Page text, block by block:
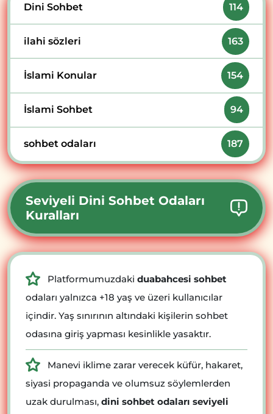
Dini Sohbet 114
ilahi sözleri 163
İslami Konular 154
İslami Sohbet 94
sohbet odaları 187
Seviyeli Dini Sohbet Odaları
Kuralları
Platformumuzdaki duabahcesi sohbet
odaları yalnızca +18 yaş ve üzeri kullanıcılar
içindir. Yaş sınırının altındaki kişilerin sohbet
odasına giriş yapması kesinlikle yasaktır.
Manevi iklime zarar verecek küfür, hakaret,
siyasi propaganda ve olumsuz söylemlerden
uzak durulması, dini sohbet odaları seviyeli